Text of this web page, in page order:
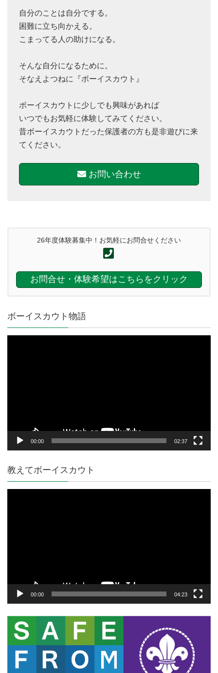
自分のことは自分でする。
困難に立ち向かえる。
こまってる人の助けになる。
そんな自分になるために。
そなえよつねに『ボーイスカウト』
ボーイスカウトに少しでも興味があれば
いつでもお気軽に体験してみてください。
昔ボーイスカウトだった保護者の方も是非遊びに来
てください。
お問い合わせ
26年度体験募集中！お気軽にお問合せください
お問合せ・体験希望はこちらをクリック
ボーイスカウト物語
00:00 02:37
教えてボーイスカウト
00:00 04:23